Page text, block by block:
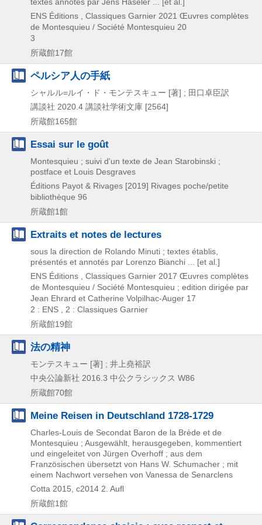
ENS Éditions , Classiques Garnier 2021 Œuvres complètes
de Montesquieu / Société Montesquieu 20
3
所蔵館17館
ペルシア人の手紙
シャルル=ルイ・ド・モンテスキュー [著] ; 田口卓臣訳
講談社 2020.4 講談社学術文庫 [2564]
所蔵館165館
Essai sur le goût
Montesquieu ; suivi d'un texte de Jean Starobinski ;
postface et Louis Desgraves
Éditions Payot & Rivages [2019] Rivages poche/petite
bibliothèque 96
所蔵館1館
Extraits et notes de lectures
sous la direction de Rolando Minuti ; textes établis,
présentés et annotés par Lorenzo Bianchi ... [et al.]
ENS Éditions , Classiques Garnier 2017 Œuvres complètes
de Montesquieu / Société Montesquieu ; edition dirigée par
Jean Ehrard et Catherine Volpilhac-Auger 17
2 : ENS , 2 : Classiques Garnier
所蔵館19館
法の精神
モンテスキュー [著] ; 井上堯裕訳
中央公論新社 2016.3 中公クラシックス W86
所蔵館70館
Meine Reisen in Deutschland 1728-1729
Charles-Louis de Secondat Baron de la Brède et de
Montesquieu ; Ausgewählt, herausgegeben, kommentiert
und eingeleitet von Jürgen Overhoff ; aus dem
Französischen übersetzt von Hans W. Schumacher ; mit
einem Nachwort versehen von Vanessa de Senarclens
Cotta 2015, c2014 2. Aufl
所蔵館1館